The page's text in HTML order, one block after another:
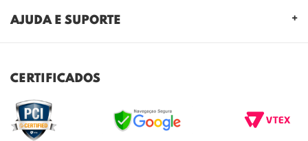
REGULAMENTO CASHBACK
AJUDA E SUPORTE
TROCAS E DEVOLUÇÕES
ENVIO E ENTREGA
DÚVIDAS FREQUENTES
CERTIFICADOS